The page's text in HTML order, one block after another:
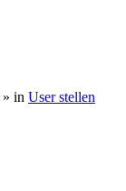
» in User stellen